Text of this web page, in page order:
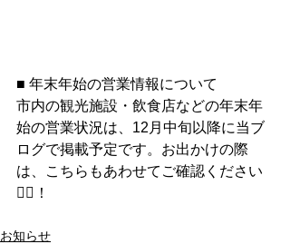
■ 年末年始の営業情報について
市内の観光施設・飲食店などの年末年
始の営業状況は、12月中旬以降に当ブ
ログで掲載予定です。お出かけの際
は、こちらもあわせてご確認ください
🙇‍♀️！
お知らせ